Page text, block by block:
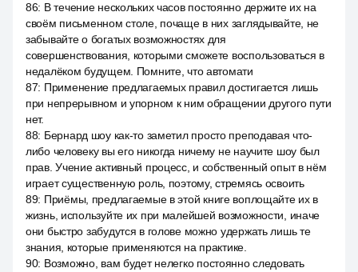
86: В течение нескольких часов постоянно держите их на
своём письменном столе, почаще в них заглядывайте, не
забывайте о богатых возможностях для
совершенствования, которыми сможете воспользоваться в
недалёком будущем. Помните, что автомати
87: Применение предлагаемых правил достигается лишь
при непрерывном и упорном к ним обращении другого пути
нет.
88: Бернард шоу как-то заметил просто преподавая что-
либо человеку вы его никогда ничему не научите шоу был
прав. Учение активный процесс, и собственный опыт в нём
играет существенную роль, поэтому, стремясь освоить
89: Приёмы, предлагаемые в этой книге воплощайте их в
жизнь, используйте их при малейшей возможности, иначе
они быстро забудутся в голове можно удержать лишь те
знания, которые применяются на практике.
90: Возможно, вам будет нелегко постоянно следовать